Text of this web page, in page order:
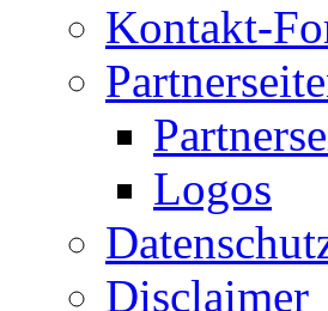
Kontakt-
Logos
Disclaimer